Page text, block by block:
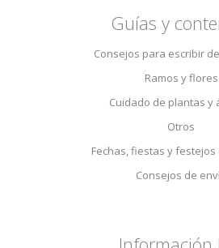
A Primera Vista | Bouquet &
Guías y
Consejos para escribir
Ramos y flores
Cuidado de plantas y
Otros
Fechas, fiestas y
Consejos de